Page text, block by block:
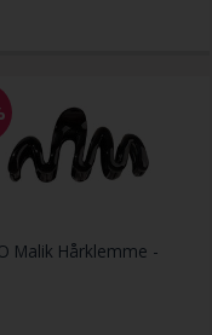
Malik Hårklemme -